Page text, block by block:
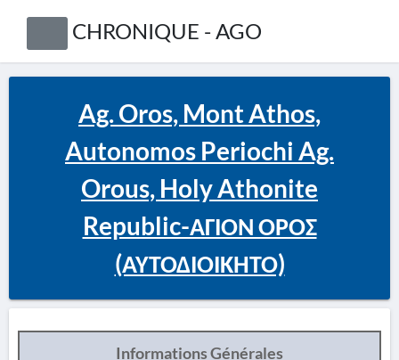
CHRONIQUE - AGO
Ag. Oros, Mont Athos,
Autonomos Periochi Ag.
Orous, Holy Athonite
Republic-ΑΓΙΟΝ ΟΡΟΣ
(ΑΥΤΟΔΙΟΙΚΗΤΟ)
Informations Générales